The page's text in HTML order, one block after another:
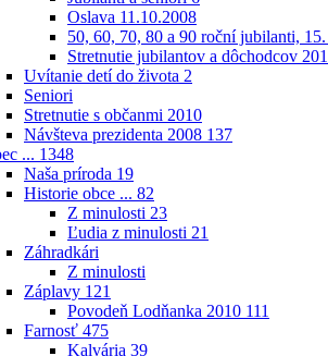
Oslava 11.10.2008
50, 60, 70, 80 a 90 roční jubilanti,
Stretnutie jubilantov a dôchodcov
Uvítanie detí do života 2
Seniori
Stretnutie s občanmi 2010
Návšteva prezidenta 2008 137
... 1348
Naša príroda 19
Historie obce ... 82
Z minulosti 23
Ľudia z minulosti 21
Záhradkári
Z minulosti
Záplavy 121
Povodeň Lodňanka 2010 111
Farnosť 475
Kalvária 39